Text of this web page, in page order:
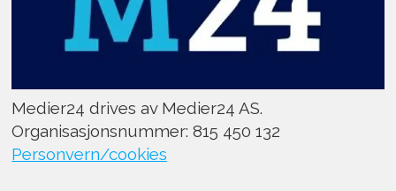
Medier24 drives av Medier24 AS.
Organisasjonsnummer: 815 450 132
Personvern/cookies